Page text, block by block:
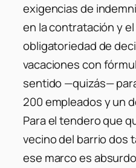
exigencias de
en la contratación y
obligatoriedad de
vacaciones con
sentido —quizás—
200 empleados y un
Para el tendero que
vecino del barrio dos
ese marco es